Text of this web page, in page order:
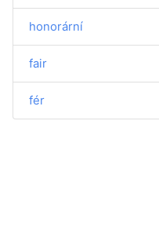
honorární
fair
fér